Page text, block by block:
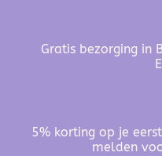
Gratis bezorging in
5% korting op je
melden